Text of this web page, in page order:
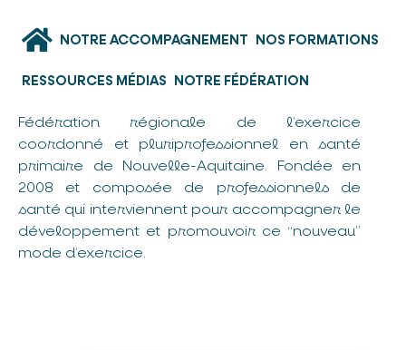
NOTRE ACCOMPAGNEMENT NOS FORMATIONS
RESSOURCES MÉDIAS NOTRE FÉDÉRATION
Fédération régionale de l’exercice
coordonné et pluriprofessionnel en santé
primaire de Nouvelle-Aquitaine. Fondée en
2008 et composée de professionnels de
santé qui interviennent pour accompagner le
développement et promouvoir ce “nouveau”
mode d’exercice.